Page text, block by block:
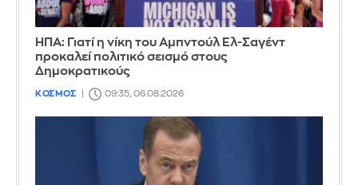
ΗΠΑ: Γιατί η νίκη του Αμπντούλ Ελ-Σαγέντ
προκαλεί πολιτικό σεισμό στους
Δημοκρατικούς
ΚΟΣΜΟΣ 09:35, 06.08.2026